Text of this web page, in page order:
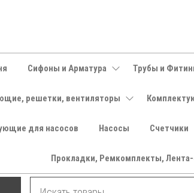
Сифоны и Арматура Трубы и
решетки, вентиляторы
для насосов Насосы Счетчики
Прокладки, Ремкомплекты,